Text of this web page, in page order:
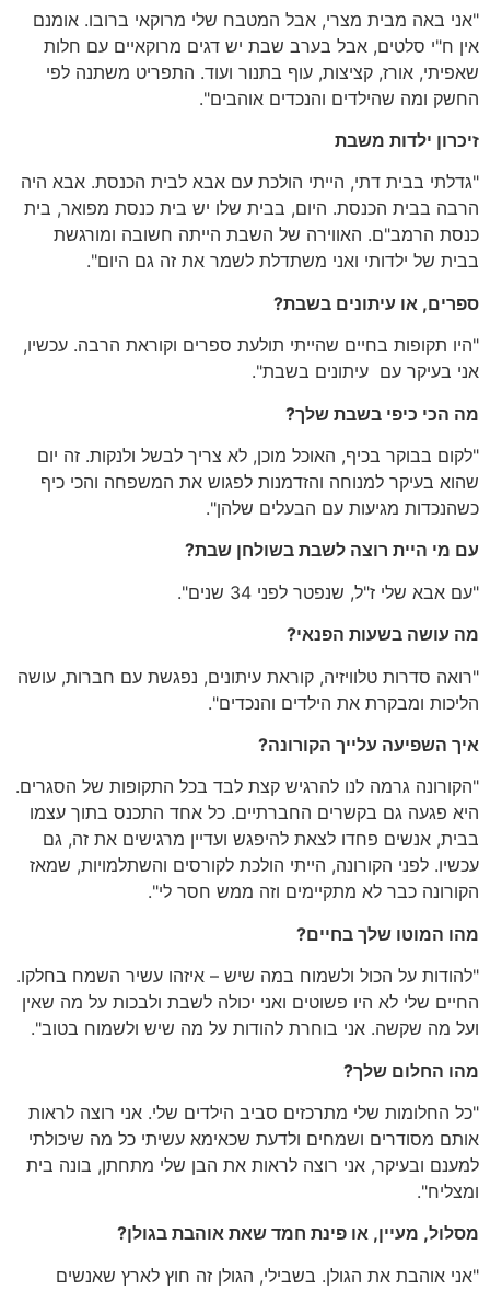
"אני באה מבית מצרי, אבל המטבח שלי מרוקאי ברובו. אומנם
אין ח"י סלטים, אבל בערב שבת יש דגים מרוקאיים עם חלות
שאפיתי, אורז, קציצות, עוף בתנור ועוד. התפריט משתנה לפי
החשק ומה שהילדים והנכדים אוהבים".
זיכרון ילדות משבת
"גדלתי בבית דתי, הייתי הולכת עם אבא לבית הכנסת. אבא היה
הרבה בבית הכנסת. היום, בבית שלו יש בית כנסת מפואר, בית
כנסת הרמב"ם. האווירה של השבת הייתה חשובה ומורגשת
בבית של ילדותי ואני משתדלת לשמר את זה גם היום".
ספרים, או עיתונים בשבת?
"היו תקופות בחיים שהייתי תולעת ספרים וקוראת הרבה. עכשיו,
אני בעיקר עם עיתונים בשבת".
מה הכי כיפי בשבת שלך?
"לקום בבוקר בכיף, האוכל מוכן, לא צריך לבשל ולנקות. זה יום
שהוא בעיקר למנוחה והזדמנות לפגוש את המשפחה והכי כיף
כשהנכדות מגיעות עם הבעלים שלהן".
עם מי היית רוצה לשבת בשולחן שבת?
"עם אבא שלי ז"ל, שנפטר לפני שנים".
מה עושה בשעות הפנאי?
"רואה סדרות טלוויזיה, קוראת עיתונים, נפגשת עם חברות, עושה
הליכות ומבקרת את הילדים והנכדים".
איך השפיעה עלייך הקורונה?
"הקורונה גרמה לנו להרגיש קצת לבד בכל התקופות של הסגרים.
היא פגעה גם בקשרים החברתיים. כל אחד התכנס בתוך עצמו
בבית, אנשים פחדו לצאת להיפגש ועדיין מרגישים את זה, גם
עכשיו. לפני הקורונה, הייתי הולכת לקורסים והשתלמויות, שמאז
הקורונה כבר לא מתקיימים וזה ממש חסר לי".
מהו המוטו שלך בחיים?
"להודות על הכול ולשמוח במה שיש – איזהו עשיר השמח בחלקו.
החיים שלי לא היו פשוטים ואני יכולה לשבת ולבכות על מה שאין
ועל מה שקשה. אני בוחרת להודות על מה שיש ולשמוח בטוב".
מהו החלום שלך?
"כל החלומות שלי מתרכזים סביב הילדים שלי. אני רוצה לראות
אותם מסודרים ושמחים ולדעת שכאימא עשיתי כל מה שיכולתי
למענם ובעיקר, אני רוצה לראות את הבן שלי מתחתן, בונה בית
ומצליח".
מסלול, מעיין, או פינת חמד שאת אוהבת בגולן?
"אני אוהבת את הגולן. בשבילי, הגולן זה חוץ לארץ שאנשים